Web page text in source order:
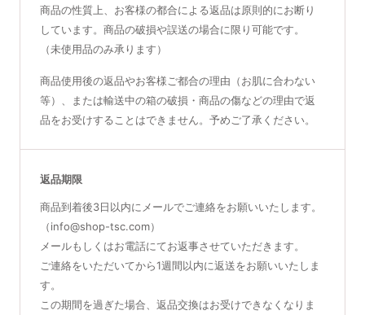
商品の性質上、お客様の都合による返品は原則的にお断り
しています。商品の破損や誤送の場合に限り可能です。
（未使用品のみ承ります）
商品使用後の返品やお客様ご都合の理由（お肌に合わない
等）、または輸送中の箱の破損・商品の傷などの理由で返
品をお受けすることはできません。予めご了承ください。
返品期限
商品到着後3日以内にメールでご連絡をお願いいたします。
（info@shop-tsc.com）
メールもしくはお電話にてお返事させていただきます。
ご連絡をいただいてから1週間以内に返送をお願いいたしま
す。
この期間を過ぎた場合、返品交換はお受けできなくなりま